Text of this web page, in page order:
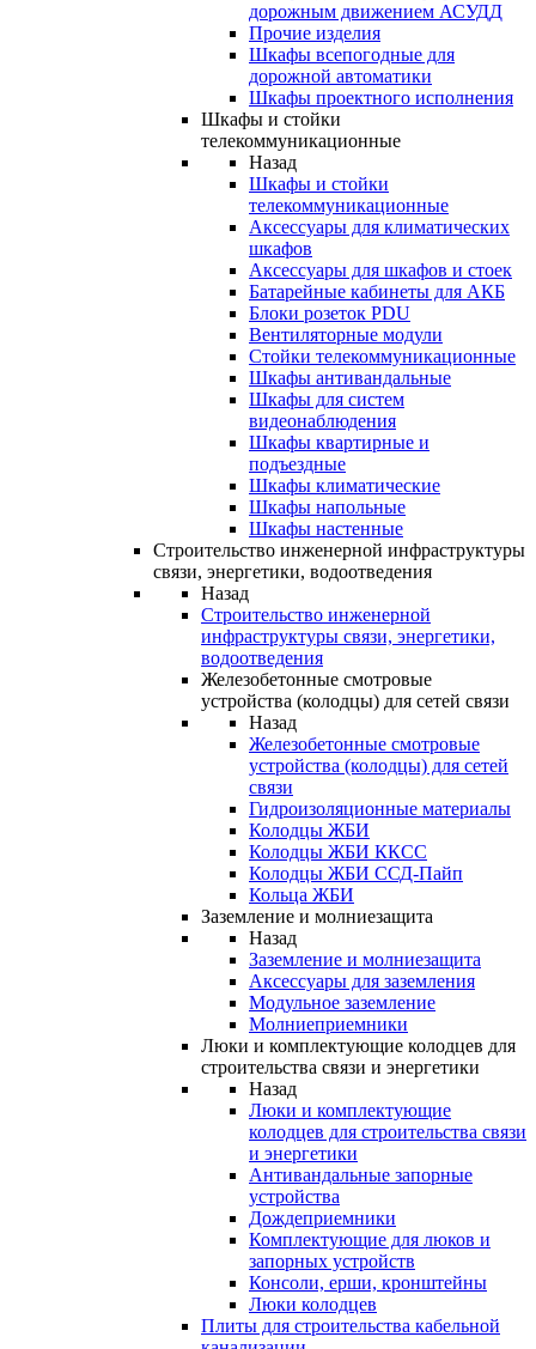
дорожным движением АСУДД
Прочие изделия
Шкафы всепогодные для
дорожной автоматики
Шкафы проектного исполнения
Шкафы и стойки
телекоммуникационные
Назад
Шкафы и стойки
телекоммуникационные
Аксессуары для климатических
шкафов
Аксессуары для шкафов и стоек
Батарейные кабинеты для АКБ
Блоки розеток PDU
Вентиляторные модули
Стойки телекоммуникационные
Шкафы антивандальные
Шкафы для систем
видеонаблюдения
Шкафы квартирные и
подъездные
Шкафы климатические
Шкафы напольные
Шкафы настенные
Строительство инженерной инфраструктуры
связи, энергетики, водоотведения
Назад
Строительство инженерной
инфраструктуры связи, энергетики,
водоотведения
Железобетонные смотровые
устройства (колодцы) для сетей связи
Назад
Железобетонные смотровые
устройства (колодцы) для сетей
связи
Гидроизоляционные материалы
Колодцы ЖБИ
Колодцы ЖБИ ККСС
Колодцы ЖБИ ССД-Пайп
Кольца ЖБИ
Заземление и молниезащита
Назад
Заземление и молниезащита
Аксессуары для заземления
Модульное заземление
Молниеприемники
Люки и комплектующие колодцев для
строительства связи и энергетики
Назад
Люки и комплектующие
колодцев для строительства связи
и энергетики
Антивандальные запорные
устройства
Дождеприемники
Комплектующие для люков и
запорных устройств
Консоли, ерши, кронштейны
Люки колодцев
Плиты для строительства кабельной